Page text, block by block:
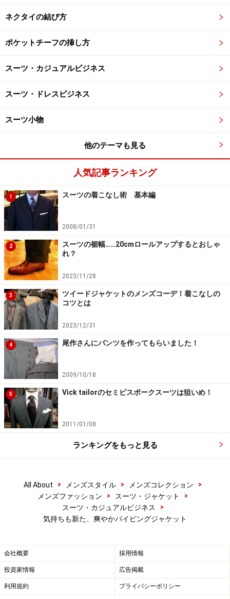
※記事内容は執筆時点のものです。最新の内容をご確認くださ
い。
ネクタイの結び方
ポケットチーフの挿し方
スーツ・カジュアルビジネス
スーツ・ドレスビジネス
スーツ小物
他のテーマも見る
人気記事ランキング
1 スーツの着こなし術 基本編
2008/01/31
2
スーツの裾幅……20cmロールアップするとおしゃ
れ？
2023/11/28
3
ツイードジャケットのメンズコーデ！着こなしの
コツとは
2023/12/31
4 尾作さんにパンツを作ってもらいました！
2009/10/18
5 Vick tailorのセミビスポークスーツは狙いめ！
2011/01/08
ランキングをもっと見る
All About > メンズスタイル > メンズコレクション
>
メンズファッション
> スーツ・ジャケット
>
スーツ・カジュアルビジネス
>
気持ちも新た、爽やかパイピングジャケット
会社概要 採用情報
投資家情報 広告掲載
利用規約 プライバシーポリシー